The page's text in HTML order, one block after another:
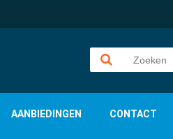
AANBIEDINGEN CONTACT